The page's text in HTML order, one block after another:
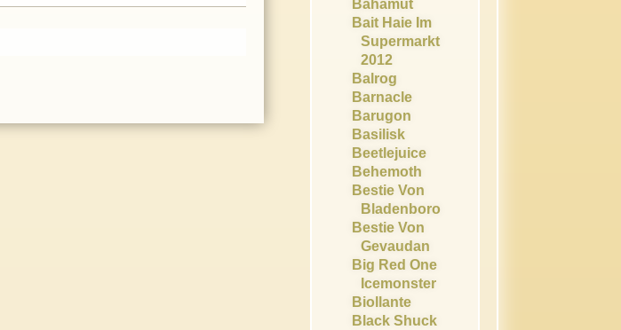
Bahamut
Bait Haie Im
Supermarkt
2012
Balrog
Barnacle
Barugon
Basilisk
Beetlejuice
Behemoth
Bestie Von
Bladenboro
Bestie Von
Gevaudan
Big Red One
Icemonster
Biollante
Black Shuck